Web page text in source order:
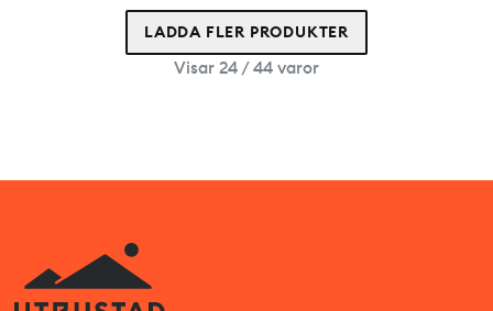
LADDA FLER PRODUKTER
Visar 24 / 44 varor